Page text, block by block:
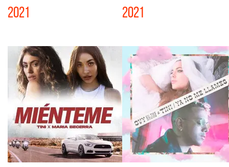
2021 2021